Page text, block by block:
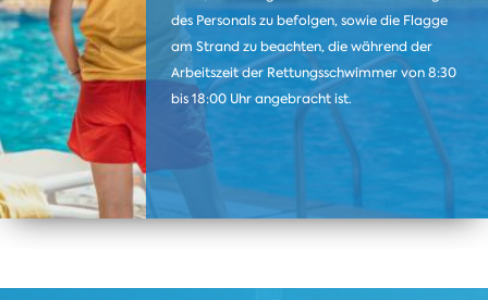
des Personals zu befolgen, sowie die Flagge
am Strand zu beachten, die während der
Arbeitszeit der Rettungsschwimmer von 8:30
bis 18:00 Uhr angebracht ist.